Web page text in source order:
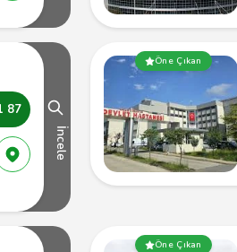
87
İncele
Öne Çıkan
Öne Çıkan